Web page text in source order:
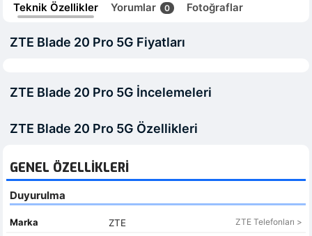
Teknik Özellikler Yorumlar 0 Fotoğraflar
ZTE Blade 20 Pro 5G Fiyatları
ZTE Blade 20 Pro 5G İncelemeleri
ZTE Blade 20 Pro 5G Özellikleri
GENEL ÖZELLIKLERI
Duyurulma
Marka ZTE ZTE Telefonları >